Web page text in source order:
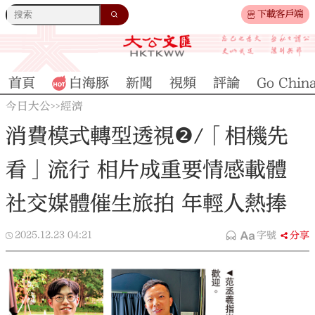
下載客戶端
首頁 白海豚 新聞 視頻 評論 Go
今日大公>>經濟
消費模式轉型透視❷/「相機先
看」流行 相片成重要情感載體
社交媒體催生旅拍 年輕人熱捧
2025.12.23 04:21 字號 分享